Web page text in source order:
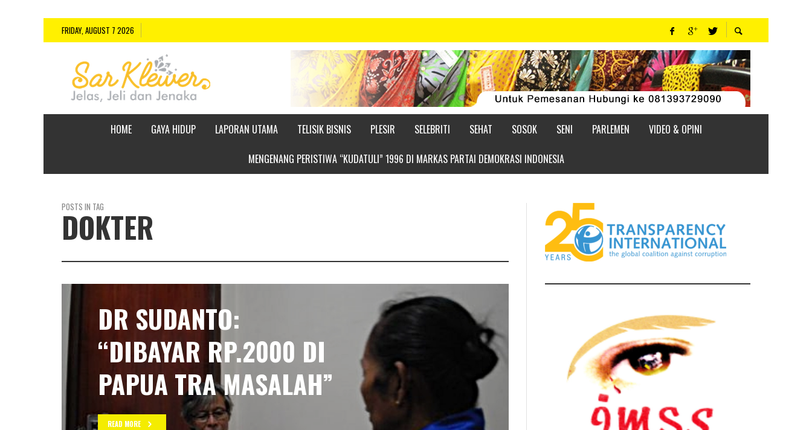
FRIDAY, AUGUST 7 2026
HOME GAYA HIDUP LAPORAN UTAMA TELISIK BISNIS PLESIR SELEBRITI SEHAT SOSOK SENI PARLEMEN VIDEO & OPINI
MENGENANG PERISTIWA “KUDATULI” 1996 DI MARKAS PARTAI DEMOKRASI INDONESIA
POSTS IN TAG
DOKTER
DR SUDANTO:
“DIBAYAR RP.2000 DI
PAPUA TRA MASALAH”
READ MORE